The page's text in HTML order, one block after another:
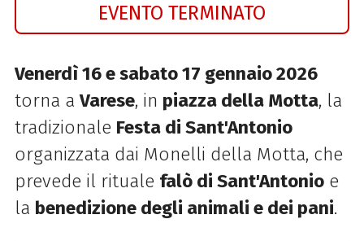
EVENTO TERMINATO
Venerdì 16 e sabato 17 gennaio 2026
torna aVarese, in piazza della Motta, la
tradizionale Festa di Sant'Antonio
organizzata dai Monelli della Motta, che
prevede il rituale falò di Sant'Antonioe
la benedizione degli animali e dei pani.